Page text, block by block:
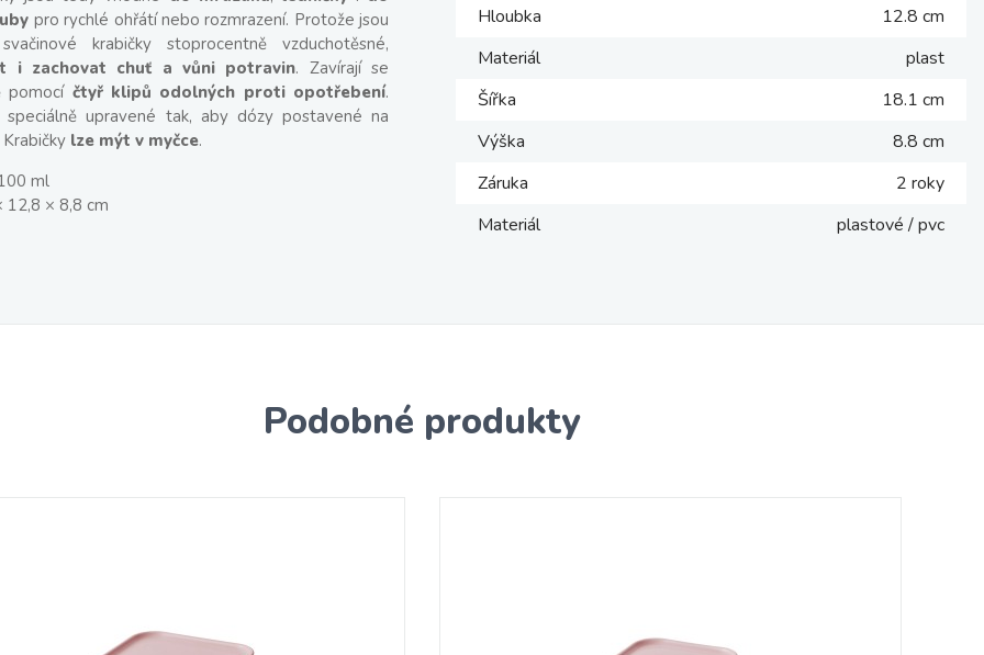
pro rychlé ohřátí nebo rozmrazení. Protože jsou
krabičky stoprocentně vzduchotěsné,
i zachovat chuť a vůni potravin. Zavírají se
pomocí čtyř klipů odolných proti opotřebení.
upravené tak, aby dózy postavené na
lze mýt v myčce.
ml
× 8,8 cm
Hloubka
12.8 cm
Materiál
plast
Šířka
18.1 cm
Výška
8.8 cm
Záruka
2 roky
Materiál
plastové / pvc
Podobné produkty